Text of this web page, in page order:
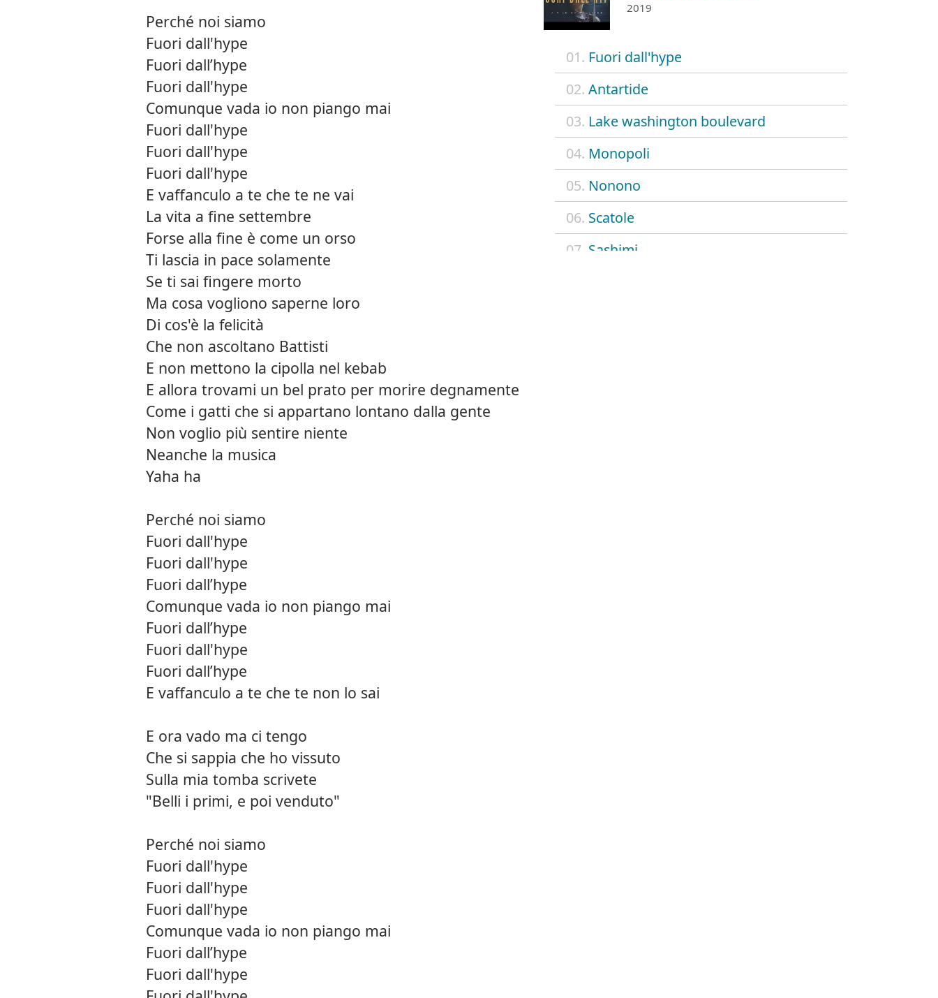
2019
01. Fuori dall'hype
02. Antartide
03. Lake washington boulevard
04. Monopoli
05. Nonono
06. Scatole
07. Sashimi
Perché noi siamo
Fuori dall'hype
Fuori dall’hype
Fuori dall'hype
Comunque vada io non piango mai
Fuori dall'hype
Fuori dall'hype
Fuori dall'hype
E vaffanculo a te che te ne vai
La vita a fine settembre
Forse alla fine è come un orso
Ti lascia in pace solamente
Se ti sai fingere morto
Ma cosa vogliono saperne loro
Di cos'è la felicità
Che non ascoltano Battisti
E non mettono la cipolla nel kebab
E allora trovami un bel prato per morire degnamente
Come i gatti che si appartano lontano dalla gente
Non voglio più sentire niente
Neanche la musica
Yaha ha
Perché noi siamo
Fuori dall'hype
Fuori dall'hype
Fuori dall’hype
Comunque vada io non piango mai
Fuori dall’hype
Fuori dall'hype
Fuori dall’hype
E vaffanculo a te che te non lo sai
E ora vado ma ci tengo
Che si sappia che ho vissuto
Sulla mia tomba scrivete
"Belli i primi, e poi venduto"
Perché noi siamo
Fuori dall'hype
Fuori dall'hype
Fuori dall'hype
Comunque vada io non piango mai
Fuori dall’hype
Fuori dall'hype